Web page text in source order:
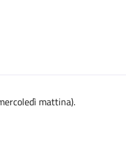
mattina).